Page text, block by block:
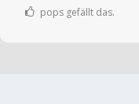
pops gefällt das.